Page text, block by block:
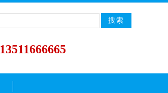
13511666665